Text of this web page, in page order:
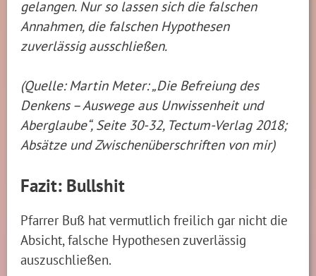
gelangen. Nur so lassen sich die falschen
Annahmen, die falschen Hypothesen
zuverlässig ausschließen.
(Quelle: Martin Meter: „Die Befreiung des
Denkens – Auswege aus Unwissenheit und
Aberglaube“, Seite 30-32, Tectum-Verlag 2018;
Absätze und Zwischenüberschriften von mir)
Fazit: Bullshit
Pfarrer Buß hat vermutlich freilich gar nicht die
Absicht, falsche Hypothesen zuverlässig
auszuschließen.